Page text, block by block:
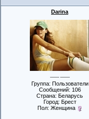
Darina
Группа: Пользователи
Сообщений: 106
Страна: Беларусь
Город: Брест
Пол: Женщина